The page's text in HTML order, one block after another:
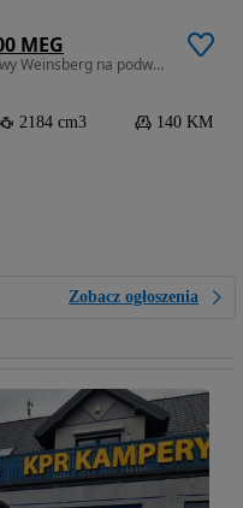
MEG
2184 cm3 • 140 KM • Od ręki - Komfortowy Weinsberg na podwoziu FIAT dla 4 osób! Kraków
2184 cm3
140 KM
Zobacz ogłoszenia